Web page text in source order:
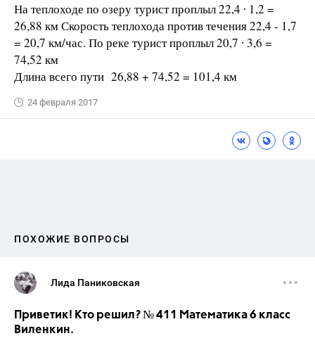
На теплоходе по озеру турист проплыл 22,4 ∙ 1,2 =
26,88 км Скорость теплохода против течения 22,4 - 1,7
= 20,7 км/час. По реке турист проплыл 20,7 ∙ 3,6 =
74,52 км
Длина всего пути 26,88 + 74,52 = 101,4 км
24 февраля 2017
ПОХОЖИЕ ВОПРОСЫ
Лида Паниковская
Приветик! Кто решил? № 411 Математика 6 класс
Виленкин.